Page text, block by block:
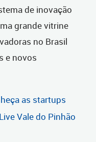
de inovação
grande vitrine
no Brasil
e novos
as startups
Vale do Pinhão